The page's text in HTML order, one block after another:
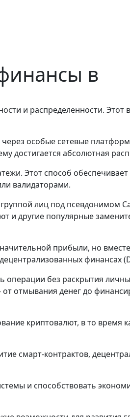
в
и распределенности. Этот
особые сетевые
достигается абсолютная
Этот способ
валидаторами.
лиц под псевдонимом
и другие популярные
прибыли, но
финансах
операции без раскрытия
отмывания денег до
криптовалют, в то время
смарт-контрактов,
и способствовать